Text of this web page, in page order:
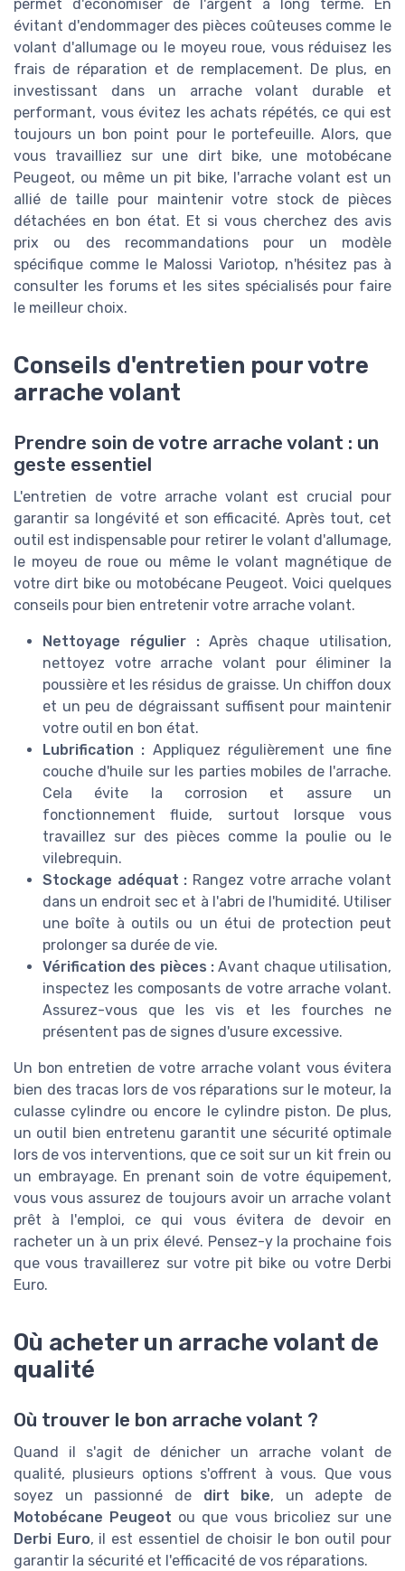
permet d'économiser de l'argent à long terme. En
évitant d'endommager des pièces coûteuses comme le
volant d'allumage ou le moyeu roue, vous réduisez les
frais de réparation et de remplacement. De plus, en
investissant dans un arrache volant durable et
performant, vous évitez les achats répétés, ce qui est
toujours un bon point pour le portefeuille. Alors, que
vous travailliez sur une dirt bike, une motobécane
Peugeot, ou même un pit bike, l'arrache volant est un
allié de taille pour maintenir votre stock de pièces
détachées en bon état. Et si vous cherchez des avis
prix ou des recommandations pour un modèle
spécifique comme le Malossi Variotop, n'hésitez pas à
consulter les forums et les sites spécialisés pour faire
le meilleur choix.
Conseils d'entretien pour votre
arrache volant
Prendre soin de votre arrache volant : un
geste essentiel
L'entretien de votre arrache volant est crucial pour
garantir sa longévité et son efficacité. Après tout, cet
outil est indispensable pour retirer le volant d'allumage,
le moyeu de roue ou même le volant magnétique de
votre dirt bike ou motobécane Peugeot. Voici quelques
conseils pour bien entretenir votre arrache volant.
Nettoyage régulier :Après chaque utilisation,
nettoyez votre arrache volant pour éliminer la
poussière et les résidus de graisse. Un chiffon doux
et un peu de dégraissant suffisent pour maintenir
votre outil en bon état.
Lubrification : Appliquez régulièrement une fine
couche d'huile sur les parties mobiles de l'arrache.
Cela évite la corrosion et assure un
fonctionnement fluide, surtout lorsque vous
travaillez sur des pièces comme la poulie ou le
vilebrequin.
Stockage adéquat : Rangez votre arrache volant
dans un endroit sec et à l'abri de l'humidité. Utiliser
une boîte à outils ou un étui de protection peut
prolonger sa durée de vie.
Vérification des pièces : Avant chaque utilisation,
inspectez les composants de votre arrache volant.
Assurez-vous que les vis et les fourches ne
présentent pas de signes d'usure excessive.
Un bon entretien de votre arrache volant vous évitera
bien des tracas lors de vos réparations sur le moteur, la
culasse cylindre ou encore le cylindre piston. De plus,
un outil bien entretenu garantit une sécurité optimale
lors de vos interventions, que ce soit sur un kit frein ou
un embrayage. En prenant soin de votre équipement,
vous vous assurez de toujours avoir un arrache volant
prêt à l'emploi, ce qui vous évitera de devoir en
racheter un à un prix élevé. Pensez-y la prochaine fois
que vous travaillerez sur votre pit bike ou votre Derbi
Euro.
Où acheter un arrache volant de
qualité
Où trouver le bon arrache volant ?
Quand il s'agit de dénicher un arrache volant de
qualité, plusieurs options s'offrent à vous. Que vous
soyez un passionné de dirt bike, un adepte de
Motobécane Peugeot ou que vous bricoliez sur une
Derbi Euro, il est essentiel de choisir le bon outil pour
garantir la sécurité et l'efficacité de vos réparations.